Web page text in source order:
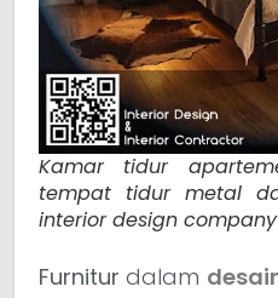
Kamar tidur
tempat tidur metal
interior design
Furnitur dalam